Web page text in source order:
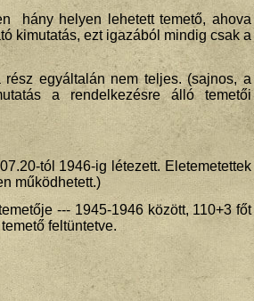
hány helyen lehetett temető, ahova
kimutatás, ezt igazából mindig csak a
egyáltalán nem teljes. (sajnos, a
a rendelkezésre álló temetői
tól 1946-ig létezett. Eletemetettek
működhetett.)
--- 1945-1946 között, 110+3 főt
feltüntetve.